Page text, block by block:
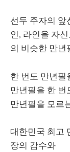
선두 주자의 앞
인, 라인을 자
의 비슷한 만년
한 번도 만년필
만년필을 한 번
만년필을 모르
대한민국 최고
장의 감수와